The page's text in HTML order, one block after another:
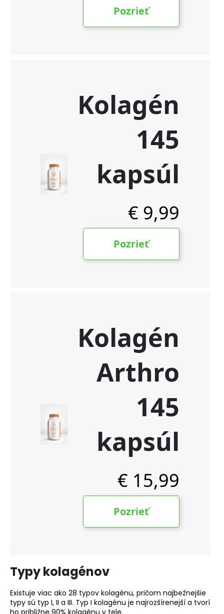
Typy kolagénov
Existuje viac ako 28 typov kolagénu, pričom najbežnejšie
typy sú typ I, II a III. Typ I kolagénu je najrozšírenejší a tvorí